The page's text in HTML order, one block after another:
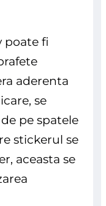
poate fi
aderenta
se
pe spatele
stickerul se
aceasta se